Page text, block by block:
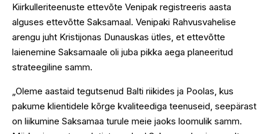
Kiirkulleriteenuste ettevõte Venipak registreeris aasta
alguses ettevõtte Saksamaal. Venipaki Rahvusvahelise
arengu juht Kristijonas Dunauskas ütles, et ettevõtte
laienemine Saksamaale oli juba pikka aega planeeritud
strateegiline samm.
„Oleme aastaid tegutsenud Balti riikides ja Poolas, kus
pakume klientidele kõrge kvaliteediga teenuseid, seepärast
on liikumine Saksamaa turule meie jaoks loomulik samm.